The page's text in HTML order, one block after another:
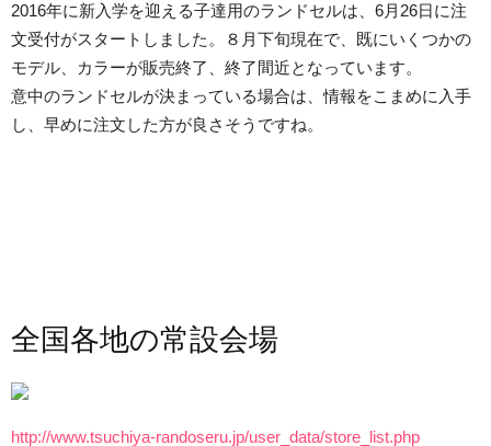
2016年に新入学を迎える子達用のランドセルは、6月26日に注
文受付がスタートしました。８月下旬現在で、既にいくつかの
モデル、カラーが販売終了、終了間近となっています。
意中のランドセルが決まっている場合は、情報をこまめに入手
し、早めに注文した方が良さそうですね。
全国各地の常設会場
http://www.tsuchiya-randoseru.jp/user_data/store_list.php